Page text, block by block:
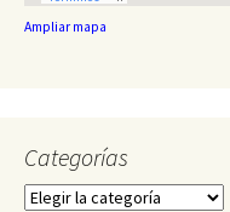
Ampliar mapa
Categorías
Categorías